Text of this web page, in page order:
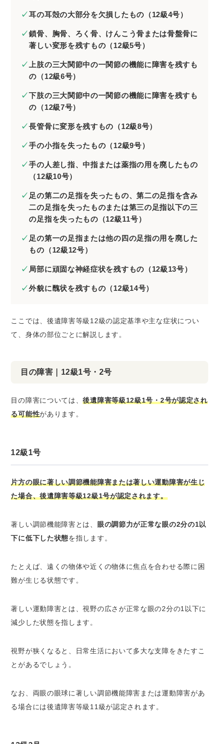
耳の耳殻の大部分を欠損したもの（12級4号）
鎖骨、胸骨、ろく骨、けんこう骨または骨盤骨に
著しい変形を残すもの（12級5号）
上肢の三大関節中の一関節の機能に障害を残すも
の（12級6号）
下肢の三大関節中の一関節の機能に障害を残すも
の（12級7号）
長管骨に変形を残すもの（12級8号）
手の小指を失ったもの（12級9号）
手の人差し指、中指または薬指の用を廃したもの
（12級10号）
足の第二の足指を失ったもの、第二の足指を含み
二の足指を失ったものまたは第三の足指以下の三
の足指を失ったもの（12級11号）
足の第一の足指または他の四の足指の用を廃した
もの（12級12号）
局部に頑固な神経症状を残すもの（12級13号）
外貌に醜状を残すもの（12級14号）
ここでは、後遺障害等級12級の認定基準や主な症状につい
て、身体の部位ごとに解説します。
目の障害｜12級1号・2号
目の障害については、後遺障害等級12級1号・2号が認定され
る可能性があります。
12級1号
片方の眼に著しい調節機能障害または著しい運動障害が生じ
た場合、後遺障害等級12級1号が認定されます。
著しい調節機能障害とは、 眼の調節力が正常な眼の2分の1以
下に低下した状態を指します。
たとえば、遠くの物体や近くの物体に焦点を合わせる際に困
難が生じる状態です。
著しい運動障害とは、視野の広さが正常な眼の2分の1以下に
減少した状態を指します。
視野が狭くなると、日常生活において多大な支障をきたすこ
とがあるでしょう。
なお、両眼の眼球に著しい調節機能障害または運動障害があ
る場合には後遺障害等級11級が認定されます。